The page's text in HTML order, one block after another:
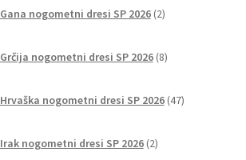
Gana nogometni dresi SP 2026 2izdelka
Grčija nogometni dresi SP 2026 8izdelkov
Hrvaška nogometni dresi SP 2026 47izdelkov
Irak nogometni dresi SP 2026 2izdelka